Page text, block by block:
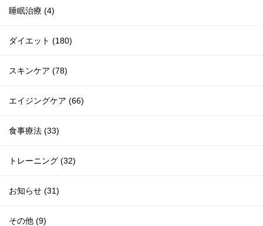
睡眠治療 (4)
ダイエット (180)
スキンケア (78)
エイジングケア (66)
食事療法 (33)
トレーニング (32)
お知らせ (31)
その他 (9)